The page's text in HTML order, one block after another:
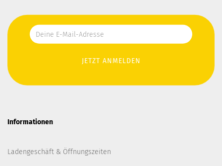
Informationen
Ladengeschäft & Öffnungszeiten